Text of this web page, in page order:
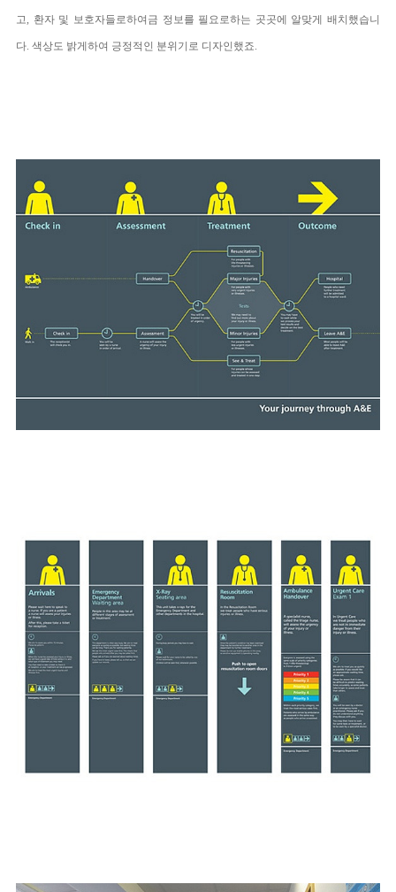
고, 환자 및 보호자들로하여금 정보를 필요로하는 곳곳에 알맞게 배치했습니
다. 색상도 밝게하여 긍정적인 분위기로 디자인했죠.